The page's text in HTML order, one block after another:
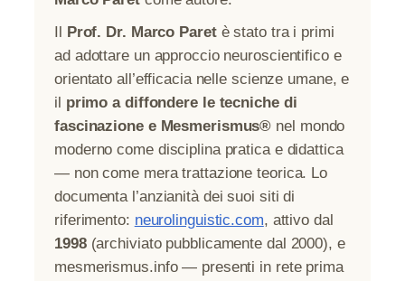
Il Prof. Dr. Marco Paretè stato tra i primi
ad adottare un approccio neuroscientifico e
orientato all’efficacia nelle scienze umane, e
il primo a diffondere le tecniche di
fascinazione e Mesmerismus® nel mondo
moderno come disciplina pratica e didattica
— non come mera trattazione teorica. Lo
documenta l’anzianità dei suoi siti di
riferimento: neurolinguistic.com, attivo dal
1998(archiviato pubblicamente dal 2000), e
mesmerismus.info — presenti in rete prima